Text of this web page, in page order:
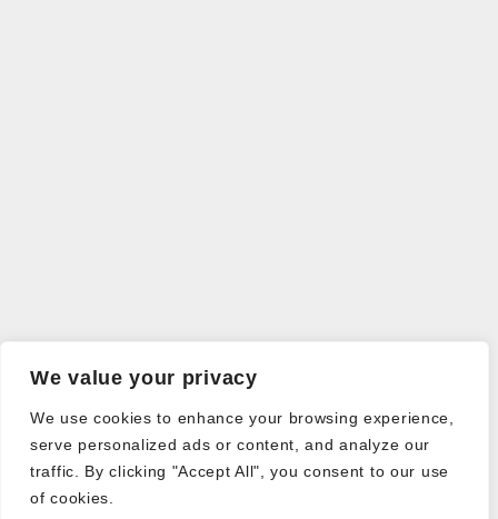
We value your privacy
We use cookies to enhance your browsing experience,
serve personalized ads or content, and analyze our
traffic. By clicking "Accept All", you consent to our use
of cookies.